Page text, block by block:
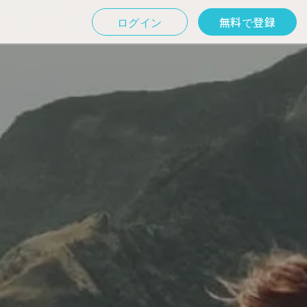
ログイン 無料で登録